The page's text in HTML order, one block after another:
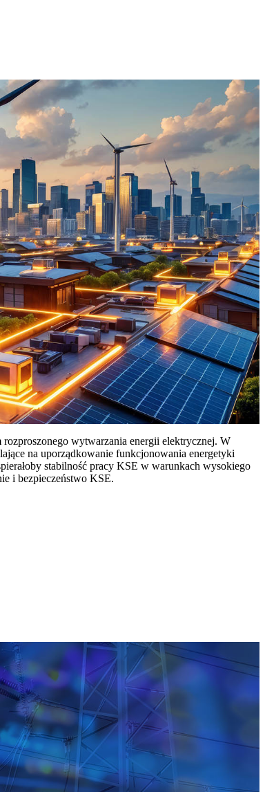
wytwarzania energii elektrycznej. W
na uporządkowanie funkcjonowania energetyki
stabilność pracy KSE w warunkach wysokiego
i bezpieczeństwo KSE.